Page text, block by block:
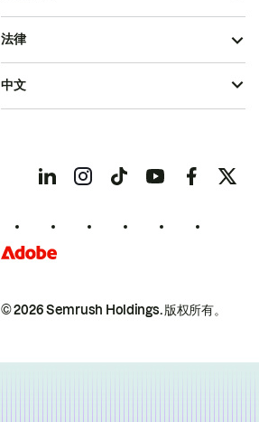
© 2026 Semrush Holdings.版权所有。
法律
中文